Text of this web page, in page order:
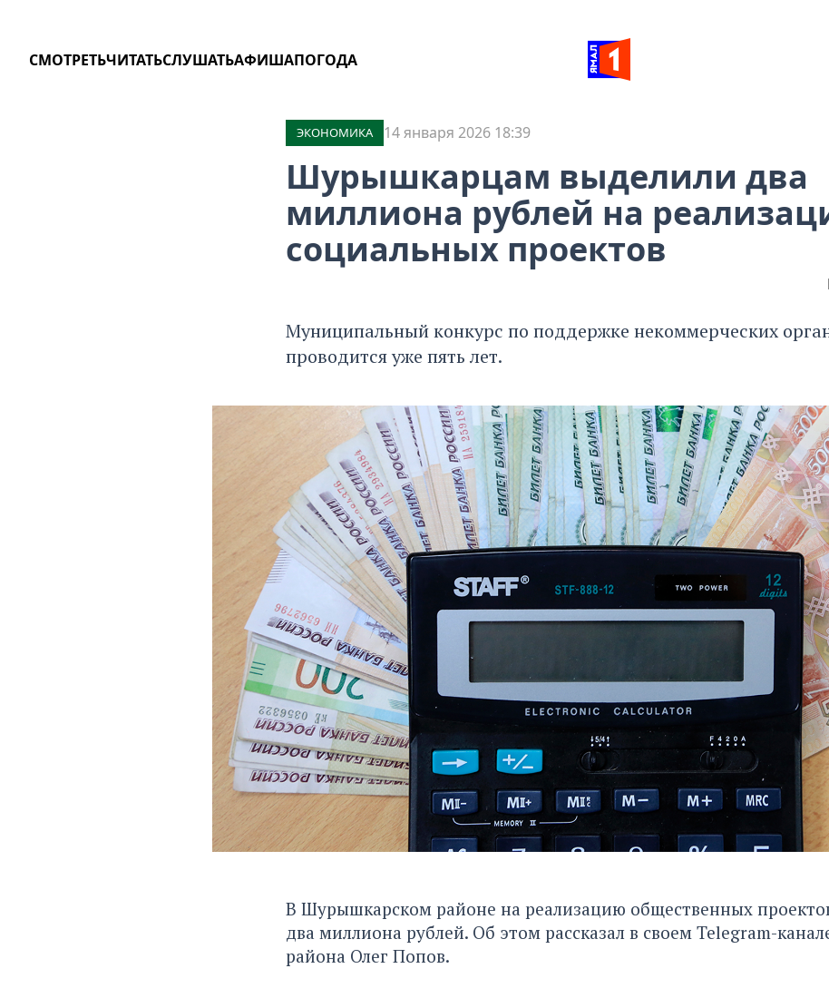
СМОТРЕТЬЧИТАТЬСЛУШАТЬАФИШАПОГОДА
ЭКОНОМИКА 14 января 2026 18:39
Шурышкарцам выделили два
миллиона рублей на
социальных проектов
Муниципальный конкурс по поддержке некоммерческих
проводится уже пять лет.
В Шурышкарском районе на реализацию общественных
два миллиона рублей. Об этом рассказал в своем Telegram-
района Олег Попов.